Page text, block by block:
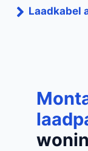
Laadkabel